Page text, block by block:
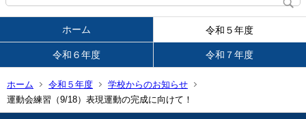
ホーム 令和５年度
令和６年度 令和７年度
ホーム 令和５年度
学校からのお知らせ
運動会練習（9/18）表現運動の完成に向けて！